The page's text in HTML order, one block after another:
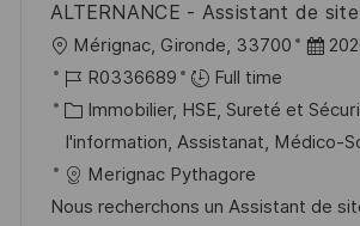
h
a
g
e
p
o
s
t
e
ALTERNANCE - Assistant de
o
c
i
Mérignac, Gironde, 33700
D
t
e
’
R
é
f
é
r
R0336689
Full time
C
a
t
é
Immobilier, HSE, Sureté et
I'information, Assistanat, Médico-
Merignac Pythagore
Nous recherchons un Assistant de